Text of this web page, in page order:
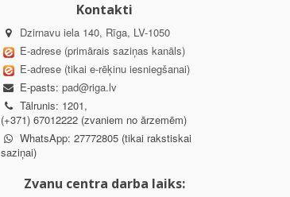
Kontakti
Dzirnavu iela 140, Rīga, LV-1050
E-adrese (primārais saziņas kanāls)
E-adrese (tikai e-rēķinu iesniegšanai)
E-pasts: pad@riga.lv
Tālrunis: 1201,
(+371) 67012222 (zvaniem no ārzemēm)
WhatsApp: 27772805 (tikai rakstiskai
saziņai)
Zvanu centra darba laiks: